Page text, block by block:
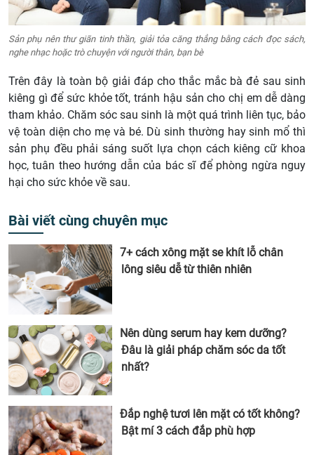
Sản phụ nên thư giãn tinh thần, giải tỏa căng thẳng bằng cách đọc sách,
nghe nhạc hoặc trò chuyện với người thân, bạn bè
Trên đây là toàn bộ giải đáp cho thắc mắc bà đẻ sau sinh
kiêng gì để sức khỏe tốt, tránh hậu sản cho chị em dễ dàng
tham khảo. Chăm sóc sau sinh là một quá trình liên tục, bảo
vệ toàn diện cho mẹ và bé. Dù sinh thường hay sinh mổ thì
sản phụ đều phải sáng suốt lựa chọn cách kiêng cữ khoa
học, tuân theo hướng dẫn của bác sĩ để phòng ngừa nguy
hại cho sức khỏe về sau.
Bài viết cùng chuyên mục
7+ cách xông mặt se khít lỗ chân
lông siêu dễ từ thiên nhiên
Nên dùng serum hay kem dưỡng?
Đâu là giải pháp chăm sóc da tốt
nhất?
Đắp nghệ tươi lên mặt có tốt không?
Bật mí 3 cách đắp phù hợp